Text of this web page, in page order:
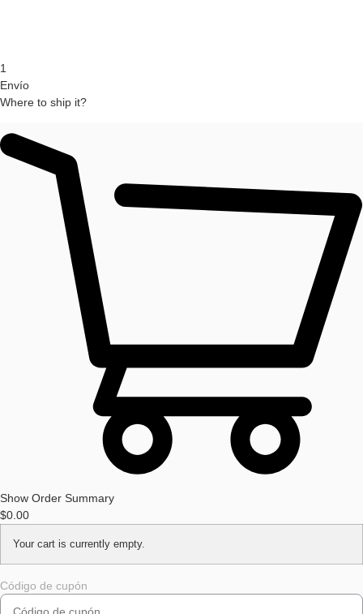
1
Envío
Where to ship it?
Show Order Summary
$0.00
Your cart is currently empty.
Código de cupón